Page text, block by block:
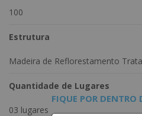
100
Estrutura
Madeira de Reflorestamento
Quantidade de Lugares
03 lugares
FIQUE POR DENTRO